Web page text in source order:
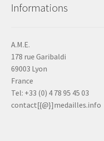
Informations
A.M.E.
178 rue Garibaldi
69003 Lyon
France
Tel: +33 (0) 4 78 95 45 03
contact[{@}]medailles.info